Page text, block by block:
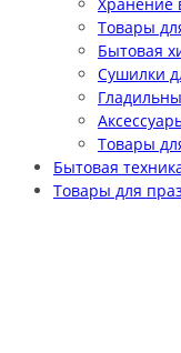
Товары
Бытовая
Сушилки
Товары
Бытовая
Товары для